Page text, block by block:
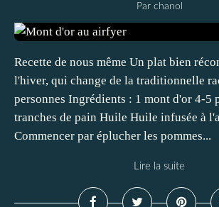
Par chanol
Recette de nous même Un plat bien
l'hiver, qui change de la traditionnelle
personnes Ingrédients : 1 mont d'or 4-5
tranches de pain Huile Huile infusée à
Commencer par éplucher les pommes...
Lire la suite